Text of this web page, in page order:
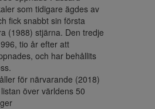
som tidigare ägdes av
fick snabbt sin första
(1988) stjärna. Den tredje
tio år efter att
och har behållits
för närvarande (2018)
över världens 50